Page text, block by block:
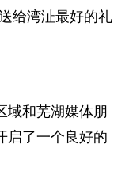
给湾沚最好的礼
域和芜湖媒体朋
启了一个良好的